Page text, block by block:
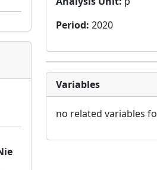
Period:2020
Variables
no related variables